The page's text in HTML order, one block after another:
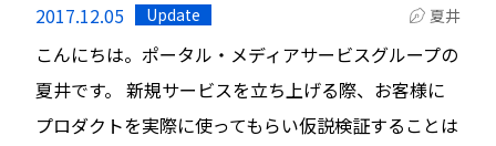
2017.12.05 Update 夏井
こんにちは。ポータル・メディアサービスグループの
夏井です。 新規サービスを立ち上げる際、お客様に
プロダクトを実際に使ってもらい仮説検証することは